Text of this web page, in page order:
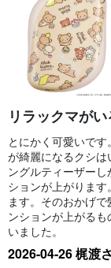
リラックマが
とにかく可愛いで
が綺麗になるクシ
ングルティーザー
ションが上がりま
ます。そのおかげ
ンションが上がる
いました。
2026-04-26 梶渡